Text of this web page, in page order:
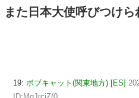
また日本大使呼びつけ
19: ボブキャット(関東地方) [ES]